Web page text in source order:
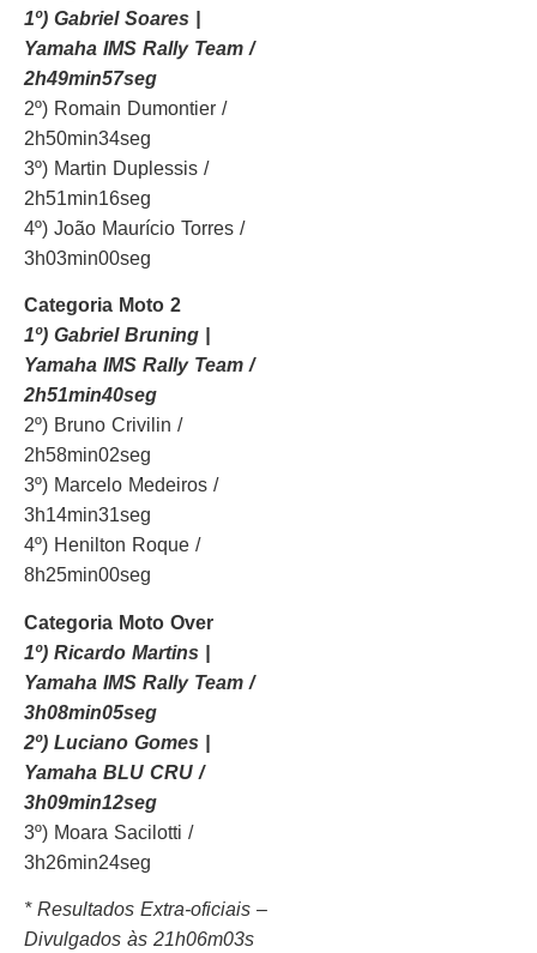
1º) Gabriel Soares |
Yamaha IMS Rally Team /
2h49min57seg
2º) Romain Dumontier /
2h50min34seg
3º) Martin Duplessis /
2h51min16seg
4º) João Maurício Torres /
3h03min00seg
Categoria Moto 2
1º) Gabriel Bruning |
Yamaha IMS Rally Team /
2h51min40seg
2º) Bruno Crivilin /
2h58min02seg
3º) Marcelo Medeiros /
3h14min31seg
4º) Henilton Roque /
8h25min00seg
Categoria Moto Over
1º) Ricardo Martins |
Yamaha IMS Rally Team /
3h08min05seg
2º) Luciano Gomes |
Yamaha BLU CRU /
3h09min12seg
3º) Moara Sacilotti /
3h26min24seg
* Resultados Extra-oficiais –
Divulgados às 21h06m03s